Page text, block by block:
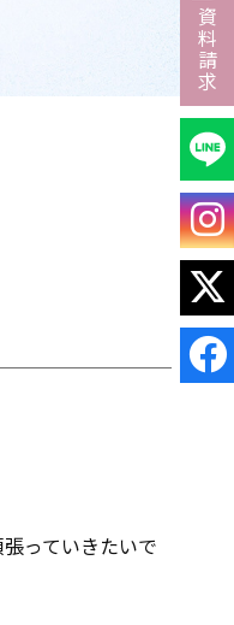
っていきたいで
資料請求